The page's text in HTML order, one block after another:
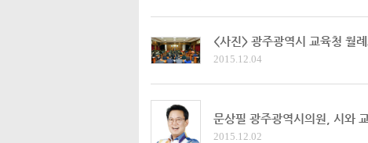
<사진> 광주광역시 교육청 월례
2015.12.04
문상필 광주광역시의원, 시와
2015.12.02